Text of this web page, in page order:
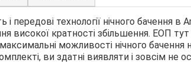
і передові технології нічного бачення
високої кратності збільшення. ЕОП
можливості нічного бачення
ви здатні виявляти і зовсім не